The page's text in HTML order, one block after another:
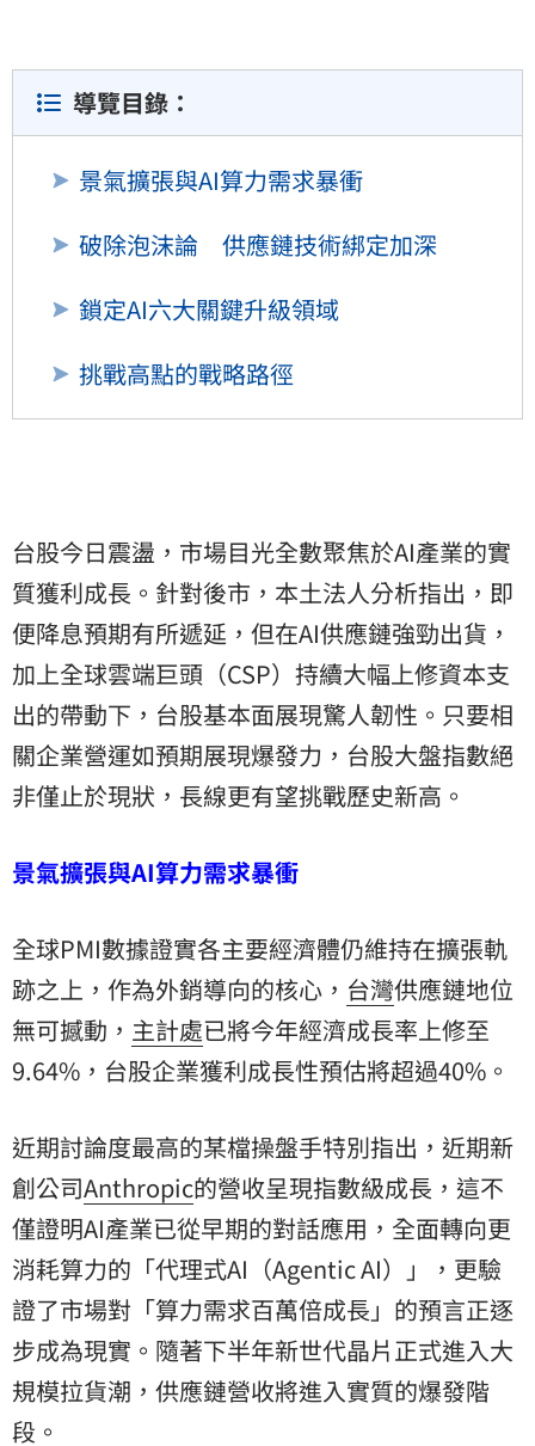
導覽目錄：
景氣擴張與AI算力需求暴衝
破除泡沫論 供應鏈技術綁定加深
鎖定AI六大關鍵升級領域
挑戰高點的戰略路徑
台股今日震盪，市場目光全數聚焦於AI產業的實
質獲利成長。針對後市，本土法人分析指出，即
便降息預期有所遞延，但在AI供應鏈強勁出貨，
加上全球雲端巨頭（CSP）持續大幅上修資本支
出的帶動下，台股基本面展現驚人韌性。只要相
關企業營運如預期展現爆發力，台股大盤指數絕
非僅止於現狀，長線更有望挑戰歷史新高。
景氣擴張與AI算力需求暴衝
全球PMI數據證實各主要經濟體仍維持在擴張軌
跡之上，作為外銷導向的核心， 台灣供應鏈地位
無可撼動， 主計處已將今年經濟成長率上修至
9.64%，台股企業獲利成長性預估將超過40%。
近期討論度最高的某檔操盤手特別指出，近期新
創公司Anthropic的營收呈現指數級成長，這不
僅證明AI產業已從早期的對話應用，全面轉向更
消耗算力的「代理式AI（Agentic AI）」，更驗
證了市場對「算力需求百萬倍成長」的預言正逐
步成為現實。隨著下半年新世代晶片正式進入大
規模拉貨潮，供應鏈營收將進入實質的爆發階
段。